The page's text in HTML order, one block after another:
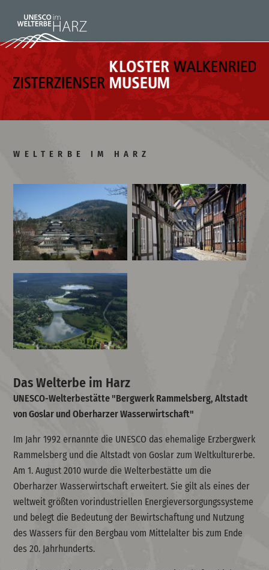
WELTERBE IM HARZ
Das Welterbe im Harz
UNESCO-Welterbestätte "Bergwerk Rammelsberg, Altstadt
von Goslar und Oberharzer Wasserwirtschaft"
Im Jahr 1992 ernannte die UNESCO das ehemalige Erzbergwerk
Rammelsberg und die Altstadt von Goslar zum Weltkulturerbe.
Am 1. August 2010 wurde die Welterbestätte um die
Oberharzer Wasserwirtschaft erweitert. Sie gilt als eines der
weltweit größten vorindustriellen Energieversorgungssysteme
und belegt die Bedeutung der Bewirtschaftung und Nutzung
des Wassers für den Bergbau vom Mittelalter bis zum Ende
des 20. Jahrhunderts.